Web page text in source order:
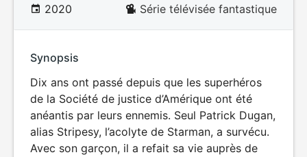
2020 Série télévisée fantastique
Synopsis
Dix ans ont passé depuis que les superhéros
de la Société de justice d’Amérique ont été
anéantis par leurs ennemis. Seul Patrick Dugan,
alias Stripesy, l’acolyte de Starman, a survécu.
Avec son garçon, il a refait sa vie auprès de